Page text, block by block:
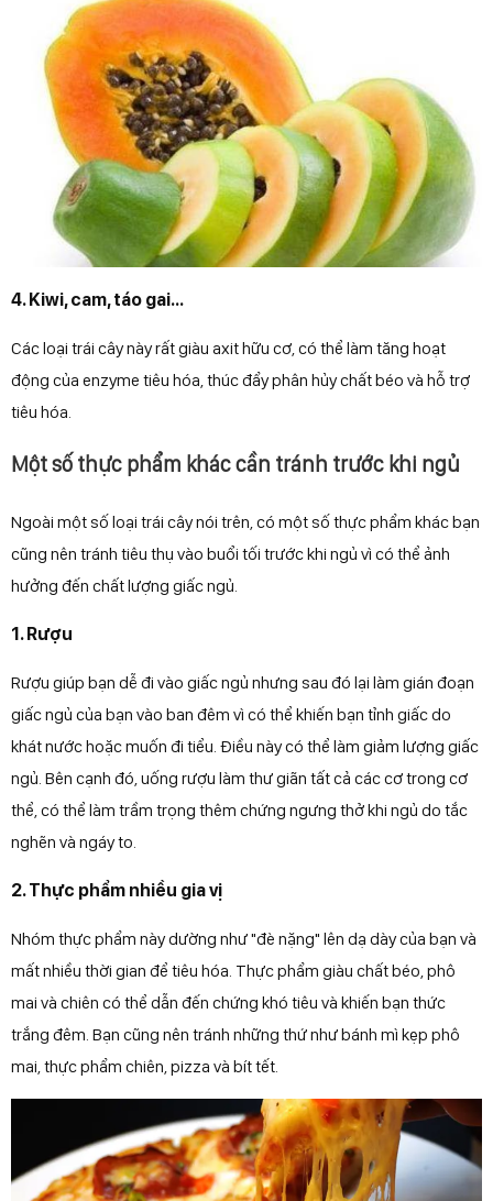
4. Kiwi, cam, táo gai...
Các loại trái cây này rất giàu axit hữu cơ, có thể làm tăng hoạt
động của enzyme tiêu hóa, thúc đẩy phân hủy chất béo và hỗ trợ
tiêu hóa.
Một số thực phẩm khác cần tránh trước khi ngủ
Ngoài một số loại trái cây nói trên, có một số thực phẩm khác bạn
cũng nên tránh tiêu thụ vào buổi tối trước khi ngủ vì có thể ảnh
hưởng đến chất lượng giấc ngủ.
1. Rượu
Rượu giúp bạn dễ đi vào giấc ngủ nhưng sau đó lại làm gián đoạn
giấc ngủ của bạn vào ban đêm vì có thể khiến bạn tỉnh giấc do
khát nước hoặc muốn đi tiểu. Điều này có thể làm giảm lượng giấc
ngủ. Bên cạnh đó, uống rượu làm thư giãn tất cả các cơ trong cơ
thể, có thể làm trầm trọng thêm chứng ngưng thở khi ngủ do tắc
nghẽn và ngáy to.
2. Thực phẩm nhiều gia vị
Nhóm thực phẩm này dường như "đè nặng" lên dạ dày của bạn và
mất nhiều thời gian để tiêu hóa. Thực phẩm giàu chất béo, phô
mai và chiên có thể dẫn đến chứng khó tiêu và khiến bạn thức
trắng đêm. Bạn cũng nên tránh những thứ như bánh mì kẹp phô
mai, thực phẩm chiên, pizza và bít tết.